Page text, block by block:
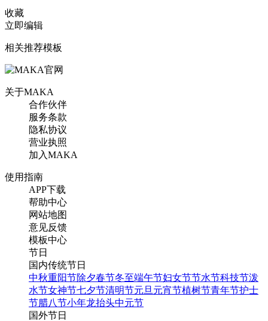
收藏
立即编辑
相关推荐模板
关于MAKA
合作伙伴
服务条款
隐私协议
营业执照
加入MAKA
使用指南
APP下载
帮助中心
网站地图
意见反馈
模板中心
节日
国内传统节日
中秋重阳节除夕春节冬至端午节妇女节节水节科技节泼
水节女神节七夕节清明节元旦 元宵节植树节青年节护士
节腊八节小年龙抬头中元节
国外节日